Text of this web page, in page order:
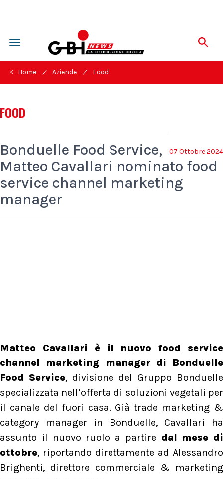
Toggle
navigation
< Home / Aziende / Food
FOOD
07 Ottobre 2024
Bonduelle Food Service,
Matteo Cavallari nominato food
service channel marketing
manager
Matteo Cavallari è il nuovo food service
channel marketing manager di Bonduelle
Food Service, divisione del Gruppo Bonduelle
specializzata nell’offerta di soluzioni vegetali per
il canale del fuori casa. Già trade marketing &
category manager in Bonduelle, Cavallari ha
assunto il nuovo ruolo a partire dal mese di
ottobre, riportando direttamente ad Alessandro
Brighenti, direttore commerciale & marketing